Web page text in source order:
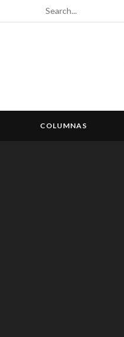
COLUMNAS